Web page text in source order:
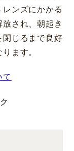
ンズにかかる
され、朝起き
閉じるまで良好
ます。
て